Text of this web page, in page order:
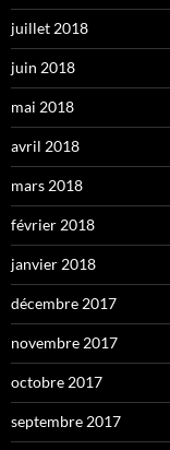
juillet 2018
juin 2018
mai 2018
avril 2018
mars 2018
février 2018
janvier 2018
décembre 2017
novembre 2017
octobre 2017
septembre 2017